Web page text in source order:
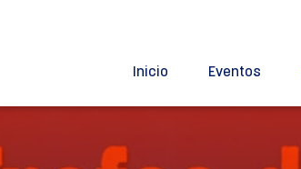
Inicio Eventos